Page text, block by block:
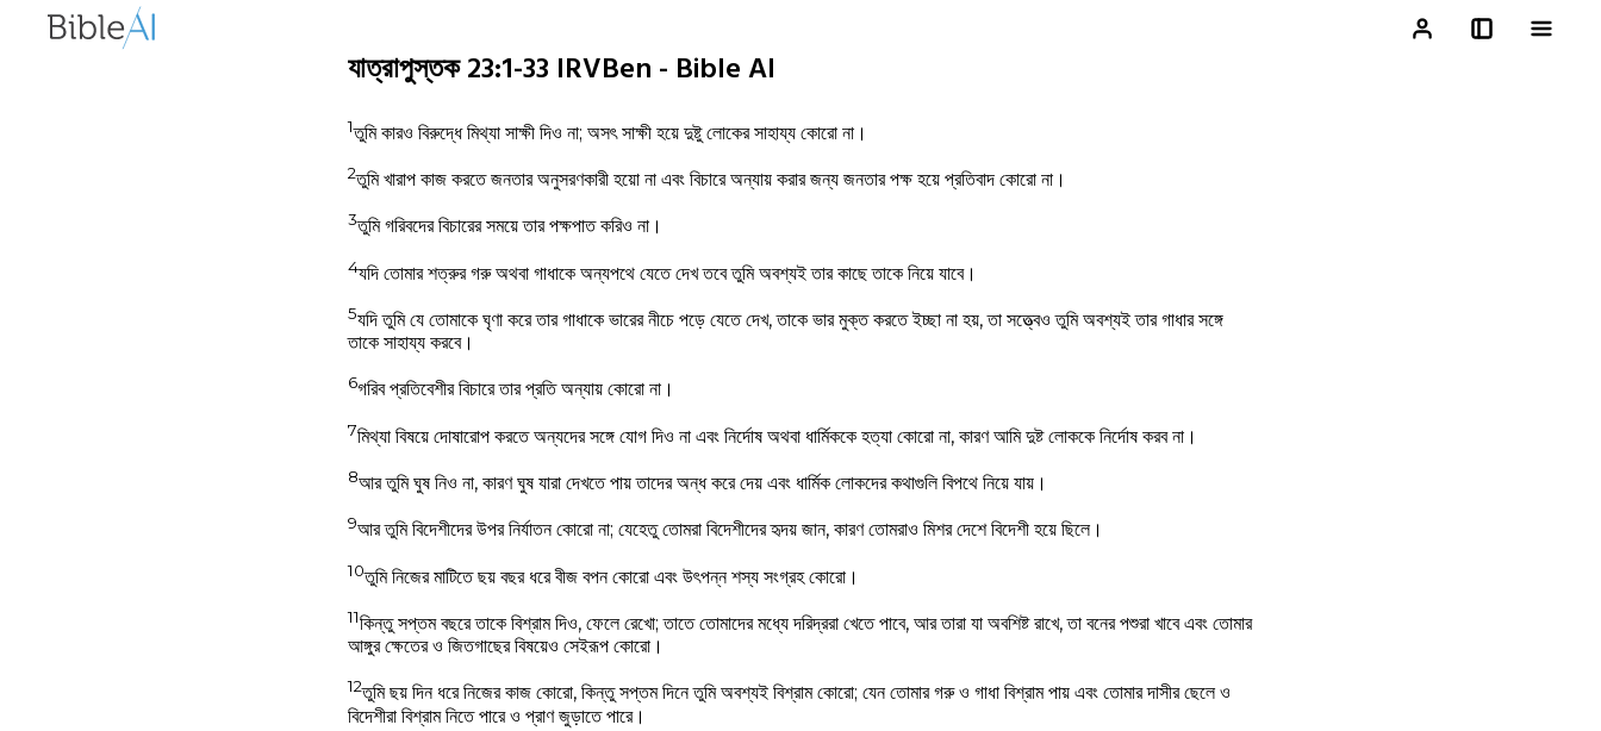
যাত্রাপুস্তক 23:1-33 IRVBen - Bible AI
1তুমি কারও বিরুদ্ধে মিথ্যা সাক্ষী দিও না; অসৎ সাক্ষী হয়ে দুষ্টু লোকের সাহায্য কোরো না।
2তুমি খারাপ কাজ করতে জনতার অনুসরণকারী হয়ো না এবং বিচারে অন্যায় করার জন্য জনতার পক্ষ হয়ে প্রতিবাদ কোরো না।
3তুমি গরিবদের বিচারের সময়ে তার পক্ষপাত করিও না।
4যদি তোমার শত্রুর গরু অথবা গাধাকে অন্যপথে যেতে দেখ তবে তুমি অবশ্যই তার কাছে তাকে নিয়ে যাবে।
5যদি তুমি যে তোমাকে ঘৃণা করে তার গাধাকে ভারের নীচে পড়ে যেতে দেখ, তাকে ভার মুক্ত করতে ইচ্ছা না হয়, তা সত্ত্বেও তুমি অবশ্যই তার গাধার সঙ্গে
তাকে সাহায্য করবে।
6গরিব প্রতিবেশীর বিচারে তার প্রতি অন্যায় কোরো না।
7মিথ্যা বিষয়ে দোষারোপ করতে অন্যদের সঙ্গে যোগ দিও না এবং নির্দোষ অথবা ধার্মিককে হত্যা কোরো না, কারণ আমি দুষ্ট লোককে নির্দোষ করব না।
8আর তুমি ঘুষ নিও না, কারণ ঘুষ যারা দেখতে পায় তাদের অন্ধ করে দেয় এবং ধার্মিক লোকদের কথাগুলি বিপথে নিয়ে যায়।
9আর তুমি বিদেশীদের উপর নির্যাতন কোরো না; যেহেতু তোমরা বিদেশীদের হৃদয় জান, কারণ তোমরাও মিশর দেশে বিদেশী হয়ে ছিলে।
10তুমি নিজের মাটিতে ছয় বছর ধরে বীজ বপন কোরো এবং উৎপন্ন শস্য সংগ্রহ কোরো।
11কিন্তু সপ্তম বছরে তাকে বিশ্রাম দিও, ফেলে রেখো; তাতে তোমাদের মধ্যে দরিদ্ররা খেতে পাবে, আর তারা যা অবশিষ্ট রাখে, তা বনের পশুরা খাবে এবং তোমার
আঙ্গুর ক্ষেতের ও জিতগাছের বিষয়েও সেইরূপ কোরো।
12তুমি ছয় দিন ধরে নিজের কাজ কোরো, কিন্তু সপ্তম দিনে তুমি অবশ্যই বিশ্রাম কোরো; যেন তোমার গরু ও গাধা বিশ্রাম পায় এবং তোমার দাসীর ছেলে ও
বিদেশীরা বিশ্রাম নিতে পারে ও প্রাণ জুড়াতে পারে।